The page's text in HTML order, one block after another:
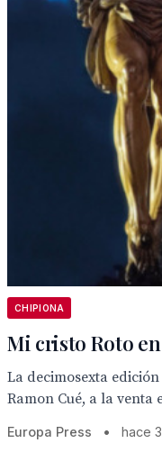
CHIPIONA
Mi cristo Roto
La decimosexta
Ramon Cué, a la
Europa Press • hace